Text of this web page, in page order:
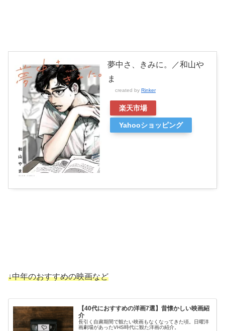
夢中さ、きみに。／和山や
ま
created by Rinker
楽天市場
Yahooショッピング
↓中年のおすすめの映画など
【40代におすすめの洋画7選】昔懐かしい映画紹
介
長引く自粛期間で観たい映画もなくなってきた頃。日曜洋
画劇場があったVHS時代に観た洋画の紹介。